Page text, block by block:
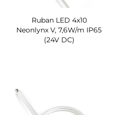
Ruban LED 4x10
Neonlynx V, 7,6W/m IP65
(24V DC)